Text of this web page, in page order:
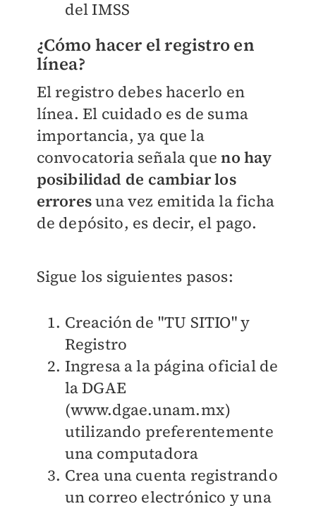
del IMSS
¿Cómo hacer el registro en
línea?
El registro debes hacerlo en
línea. El cuidado es de suma
importancia, ya que la
convocatoria señala queno hay
posibilidad de cambiar los
erroresuna vez emitida la ficha
de depósito, es decir, el pago.
Sigue los siguientes pasos:
Creación de "TU SITIO" y
Registro
Ingresa a la página oficial de
la DGAE
(www.dgae.unam.mx)
utilizando preferentemente
una computadora
Crea una cuenta registrando
un correo electrónico y una